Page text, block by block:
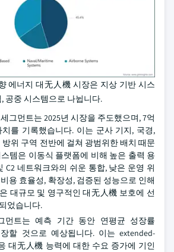
에너지 대无人機 시장은 지상 기반 시스
공중 시스템으로 나뉩니다.
그먼트는 2025년 시장을 주도했으며, 7억
치를 기록했습니다. 이는 군사 기지, 국경,
방위 구역 전반에 걸쳐 광범위한 배치 때문
템은 이동식 플랫폼에 비해 높은 출력 용
C2 네트워크와의 쉬운 통합, 낮은 운영 위
용 효율성, 확장성, 검증된 성능으로 인해
대규모 및 영구적인 대无人機 보호에 선
었습니다.
먼트는 예측 기간 동안 연평균 성장률
장할 것으로 예상됩니다. 이는 extended-
대无人機 능력에 대한 수요 증가에 기인